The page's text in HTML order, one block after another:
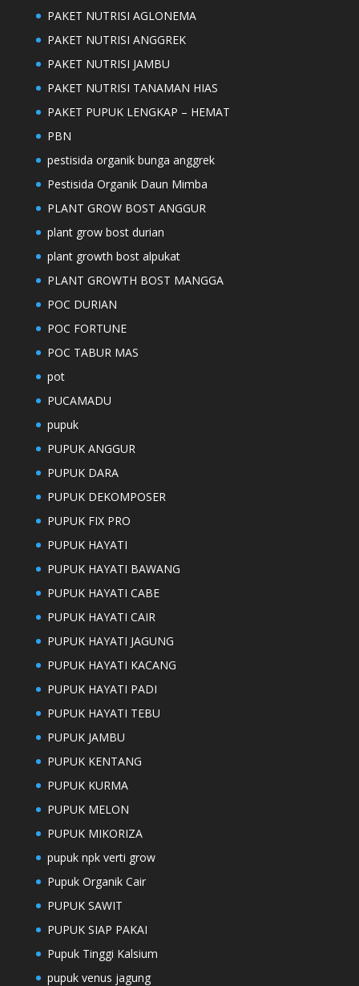
PAKET NUTRISI AGLONEMA
PAKET NUTRISI ANGGREK
PAKET NUTRISI JAMBU
PAKET NUTRISI TANAMAN HIAS
PAKET PUPUK LENGKAP – HEMAT
PBN
pestisida organik bunga anggrek
Pestisida Organik Daun Mimba
PLANT GROW BOST ANGGUR
plant grow bost durian
plant growth bost alpukat
PLANT GROWTH BOST MANGGA
POC DURIAN
POC FORTUNE
POC TABUR MAS
pot
PUCAMADU
pupuk
PUPUK ANGGUR
PUPUK DARA
PUPUK DEKOMPOSER
PUPUK FIX PRO
PUPUK HAYATI
PUPUK HAYATI BAWANG
PUPUK HAYATI CABE
PUPUK HAYATI CAIR
PUPUK HAYATI JAGUNG
PUPUK HAYATI KACANG
PUPUK HAYATI PADI
PUPUK HAYATI TEBU
PUPUK JAMBU
PUPUK KENTANG
PUPUK KURMA
PUPUK MELON
PUPUK MIKORIZA
pupuk npk verti grow
Pupuk Organik Cair
PUPUK SAWIT
PUPUK SIAP PAKAI
Pupuk Tinggi Kalsium
pupuk venus jagung